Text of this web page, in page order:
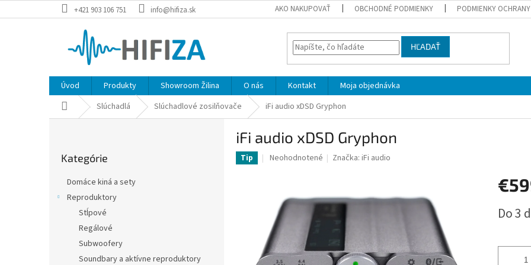
na
+421 903 106 751 info@hifiza.sk AKO NAKUPOVAŤ OBCHODNÉ PODMIENKY PODMIENKY OCHRANY
HĽADAŤ
Úvod Produkty Showroom Žilina O nás Kontakt
Moja objednávka
DomovSlúchadlá Slúchadlové zosilňovače iFi audio xDSD Gryphon
kategórie
Kategórie
Domáce kiná a sety
Reproduktory
Stĺpové
Regálové
Subwoofery
Soundbary a aktívne reproduktory
iFi audio xDSD Gryphon
Tip
Priemerné
5
hviezdičiek.
Neohodnotené Značka:iFi audio
cena:
Do 3